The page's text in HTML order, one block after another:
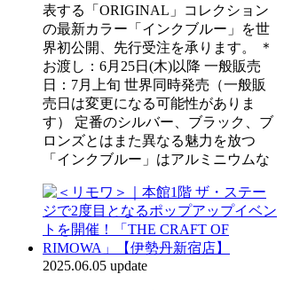
表する「ORIGINAL」コレクション
の最新カラー「インクブルー」を世
界初公開、先行受注を承ります。 ＊
お渡し：6月25日(木)以降 一般販売
日：7月上旬 世界同時発売（一般販
売日は変更になる可能性がありま
す） 定番のシルバー、ブラック、ブ
ロンズとはまた異なる魅力を放つ
「インクブルー」はアルミニウムな
2025.06.05 update